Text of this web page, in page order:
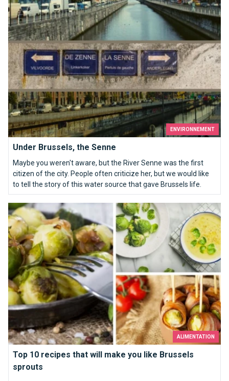
ENVIRONNEMENT
Under Brussels, the Senne
Maybe you weren't aware, but the River Senne was the first
citizen of the city. People often criticize her, but we would like
to tell the story of this water source that gave Brussels life.
ALIMENTATION
Top 10 recipes that will make you like Brussels
sprouts
Top 10 recipes that will make you like Brussels sprouts